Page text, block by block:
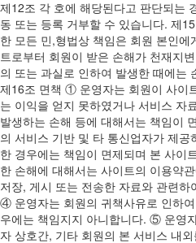
제12조 각 호에 해당된다고 판단되는
동 또는 등록 거부할 수 있습니다. 제
한 모든 민,형법상 책임은 회원 본인
트로부터 회원이 받은 손해가 천재지
의 또는 과실로 인하여 발생한 때에는
제16조 면책 ① 운영자는 회원이 사이
는 이익을 얻지 못하였거나 서비스 자
발생하는 손해 등에 대해서는 책임이
의 서비스 기반 및 타 통신업자가 제
한 경우에는 책임이 면제되며 본 사이
한 손해에 대해서는 사이트의 이용약
저장, 게시 또는 전송한 자료와 관련
④ 운영자는 회원의 귀책사유로 인하
우에는 책임지지 아니합니다. ⑤ 운영
자 상호간, 기타 회원의 본 서비스 내